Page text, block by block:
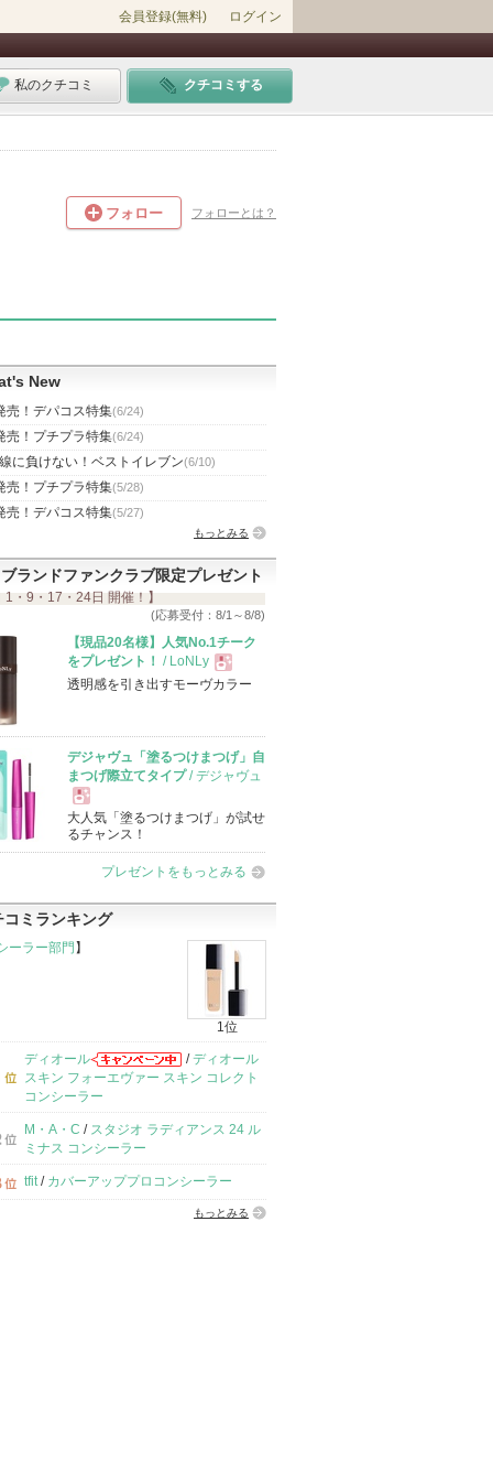
会員登録(無料) ログイン
私のクチコミ クチコミする
フォロー フォローとは？
New
売！デパコス特集(6/24)
売！プチプラ特集(6/24)
に負けない！ベストイレブン(6/10)
売！プチプラ特集(5/28)
売！デパコス特集(5/27)
もっとみる
ブランドファンクラブ限定プレゼント
1・9・17・24日 開催！】
(応募受付：8/1～8/8)
【現品20名様】人気No.1チーク
をプレゼント！
/ LoNLy
現
品
透明感を引き出すモーヴカラー
デジャヴュ「塗るつけまつげ」自
まつげ際立てタイプ/ デジャヴュ
現
大人気「塗るつけまつげ」が試せ
るチャンス！
プレゼントをもっとみる
コミランキング
ーラー部門 】
1位
ディオール /ディオール
スキン フォーエヴァー スキン コレクト
コンシーラー
M・A・C / スタジオ ラディアンス 24 ル
ミナス コンシーラー
tfit/ カバーアッププロコンシーラー
もっとみる